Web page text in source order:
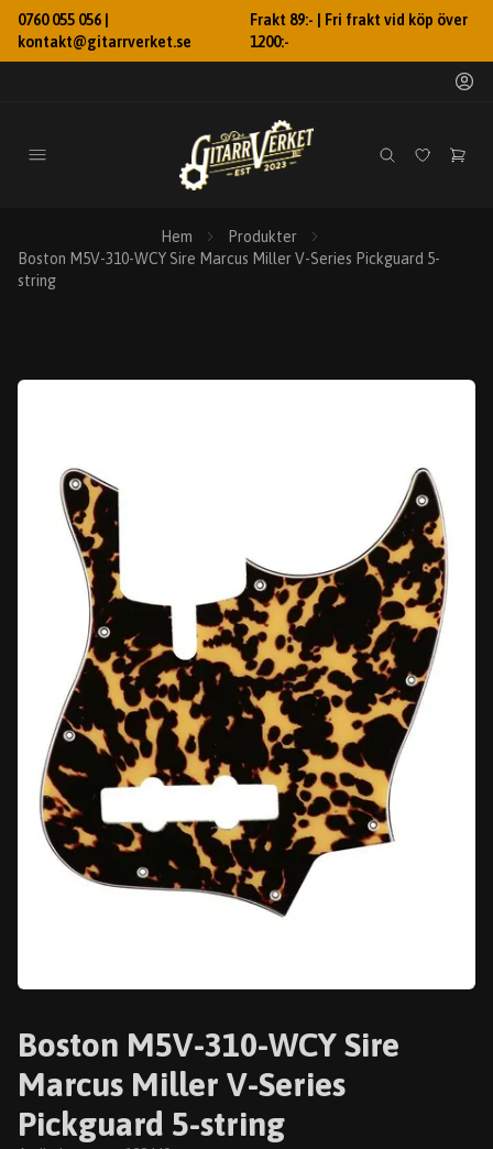
0760 055 056 |
kontakt@gitarrverket.se
Frakt 89:- | Fri frakt vid köp över
1200:-
Hem
Produkter
Boston M5V-310-WCY Sire Marcus Miller V-Series Pickguard 5-
string
Boston M5V-310-WCY Sire
Marcus Miller V-Series
Pickguard 5-string